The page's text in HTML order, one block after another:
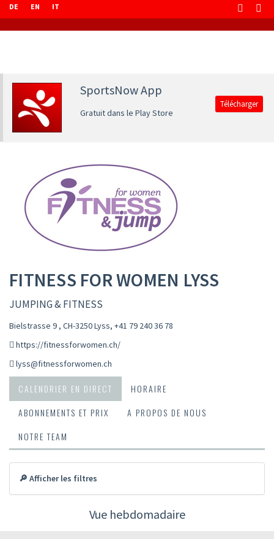
DE EN IT
SportsNow App
Gratuit dans le Play Store
Télécharger
FITNESS FOR WOMEN LYSS
JUMPING & FITNESS
Bielstrasse 9 , CH-3250 Lyss, +41 79 240 36 78
https://fitnessforwomen.ch/
lyss@fitnessforwomen.ch
CALENDRIER EN DIRECT
HORAIRE
ABONNEMENTS ET PRIX
A PROPOS DE NOUS
NOTRE TEAM
🔎 Afficher les filtres
Vue hebdomadaire